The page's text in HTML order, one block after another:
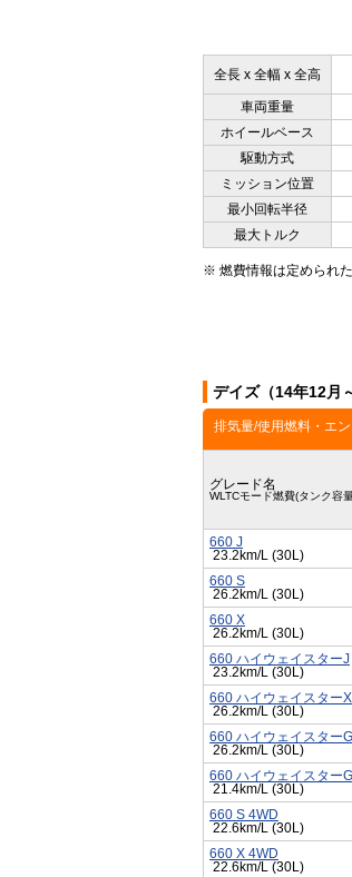
全長 x 全幅 x 全高
車両重量
ホイールベース
駆動方式
ミッション位置
最小回転半径
最大トルク
※ 燃費情報は定められ
デイズ（14年12月
排気量/使用燃料・エ
グレード名
WLTCモード燃費(タンク容
660 J
23.2km/L (30L)
660 S
26.2km/L (30L)
660 X
26.2km/L (30L)
660 ハイウェイスターJ
23.2km/L (30L)
660 ハイウェイスターX
26.2km/L (30L)
660 ハイウェイスターG
26.2km/L (30L)
660 ハイウェイスター
21.4km/L (30L)
660 S 4WD
22.6km/L (30L)
660 X 4WD
22.6km/L (30L)